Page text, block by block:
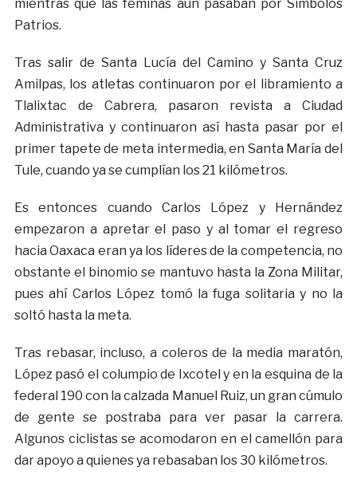
mientras que las féminas aún pasaban por Símbolos
Patrios.
Tras salir de Santa Lucía del Camino y Santa Cruz
Amilpas, los atletas continuaron por el libramiento a
Tlalixtac de Cabrera, pasaron revista a Ciudad
Administrativa y continuaron así hasta pasar por el
primer tapete de meta intermedia, en Santa María del
Tule, cuando ya se cumplían los 21 kilómetros.
Es entonces cuando Carlos López y Hernández
empezaron a apretar el paso y al tomar el regreso
hacia Oaxaca eran ya los líderes de la competencia, no
obstante el binomio se mantuvo hasta la Zona Militar,
pues ahí Carlos López tomó la fuga solitaria y no la
soltó hasta la meta.
Tras rebasar, incluso, a coleros de la media maratón,
López pasó el columpio de Ixcotel y en la esquina de la
federal 190 con la calzada Manuel Ruiz, un gran cúmulo
de gente se postraba para ver pasar la carrera.
Algunos ciclistas se acomodaron en el camellón para
dar apoyo a quienes ya rebasaban los 30 kilómetros.